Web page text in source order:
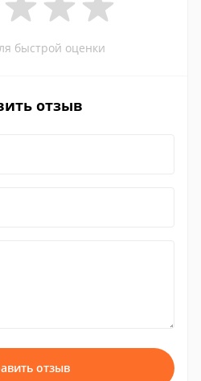
быстрой оценки
отзыв
отзыв